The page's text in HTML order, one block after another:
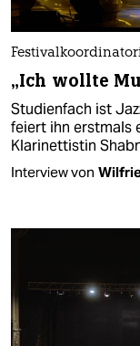
„Ich wollte
Studienfach ist
feiert ihn erstmals
Klarinettistin
Interview von